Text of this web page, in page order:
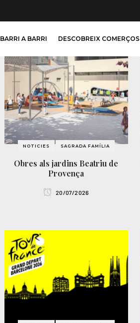
BARRI A BARRI DESCOBREIX COMERÇOS
NOTICIES SAGRADA FAMÍLIA
Obres als jardins Beatriu de
Provença
20/07/2026